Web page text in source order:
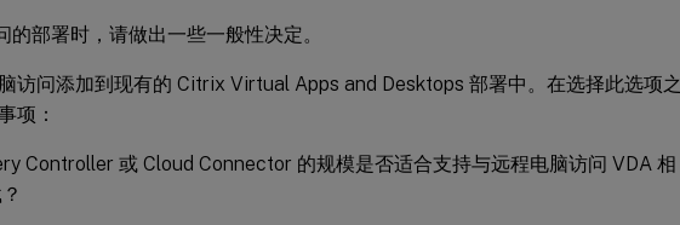
的部署时，请做出一些一般性决定。
访问添加到现有的 Citrix Virtual Apps and Desktops 部署中。在选择此选项之
项：
Controller 或 Cloud Connector 的规模是否适合支持与远程电脑访问 VDA 相